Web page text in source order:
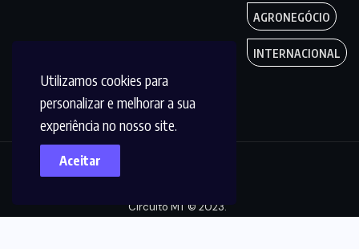
Utilizamos cookies para
personalizar e melhorar a sua
experiência no nosso site.
Aceitar
AGRONEGÓCIO
INTERNACIONAL
Circuito MT © 2023.